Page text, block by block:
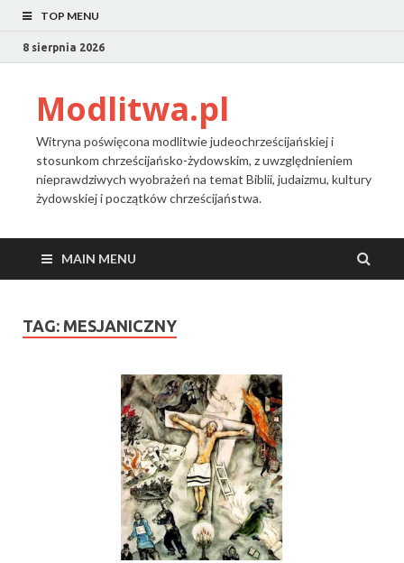
TOP MENU
8 sierpnia 2026
Modlitwa.pl
Witryna poświęcona modlitwie judeochrześcijańskiej i
stosunkom chrześcijańsko-żydowskim, z uwzględnieniem
nieprawdziwych wyobrażeń na temat Biblii, judaizmu, kultury
żydowskiej i początków chrześcijaństwa.
MAIN MENU
TAG: MESJANICZNY